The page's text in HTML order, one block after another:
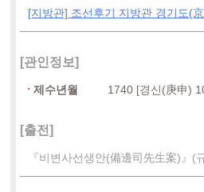
[지방관] 조선후기 지방관 경기도(
[관인정보]
제수년월 1740 [경신(庚申)
[출전]
『비변사선생안(備邊司先生案)』